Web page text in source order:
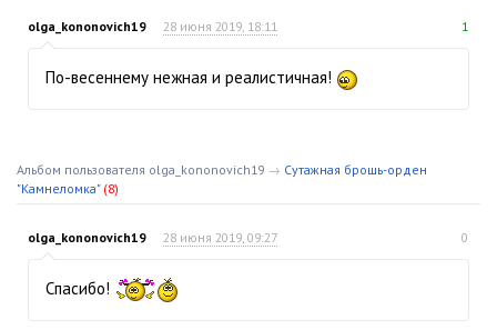
olga_kononovich19 28 июня 2019, 18:11 1
По-весеннему нежная и реалистичная!
Альбом пользователя olga_kononovich19 → Сутажная брошь-орден
"Камнеломка" (8)
olga_kononovich19 28 июня 2019, 09:27 0
Спасибо!